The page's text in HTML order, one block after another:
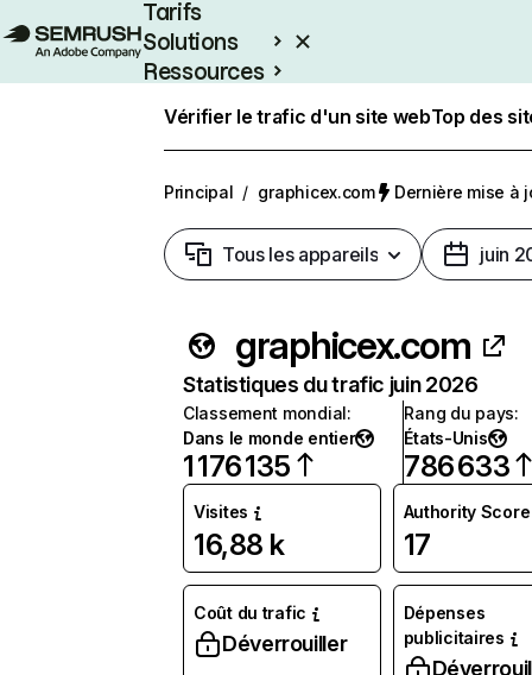
Tarifs
Solutions
Ressources
Vérifier le trafic d'un site webTop des
Principal / graphicex.com Dernière mise à
Tous les appareils juin
graphicex.com
Statistiques du trafic juin 2026
Classement mondial:
Dans le monde entier
1 176 135
Rang du pays:
États-Unis
786 633
Visites
16,88 k
Authority Score
17
Coût du trafic
Déverrouiller
Dépenses
publicitaires